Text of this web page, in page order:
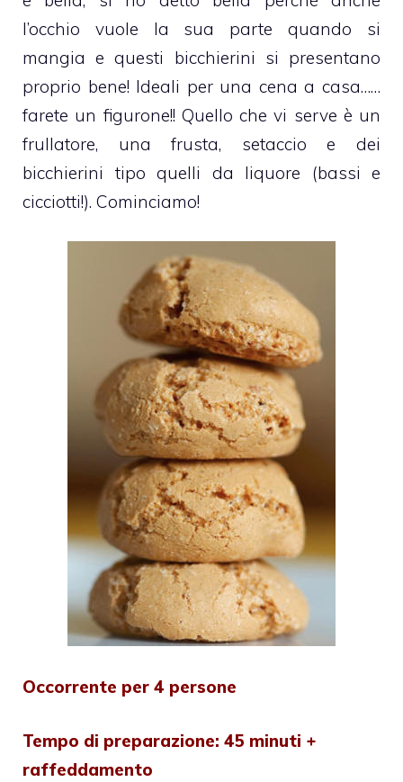
l’occhio vuole la sua parte quando si
mangia e questi bicchierini si presentano
proprio bene! Ideali per una cena a casa……
farete un figurone!! Quello che vi serve è un
frullatore, una frusta, setaccio e dei
bicchierini tipo quelli da liquore (bassi e
cicciotti!). Cominciamo!
Occorrente per 4 persone
Tempo di preparazione: 45 minuti +
raffeddamento